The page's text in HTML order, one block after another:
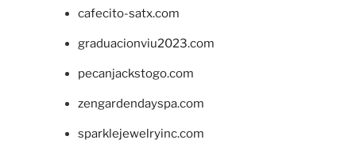
cafecito-satx.com
graduacionviu2023.com
pecanjackstogo.com
zengardendayspa.com
sparklejewelryinc.com